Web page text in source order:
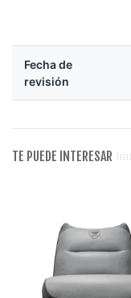
Fecha de
revisión
TE PUEDE INTERESAR